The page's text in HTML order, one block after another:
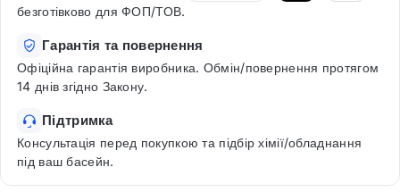
безготівково для ФОП/ТОВ.
Гарантія та повернення
Офіційна гарантія виробника. Обмін/повернення протягом
14 днів згідно Закону.
Підтримка
Консультація перед покупкою та підбір хімії/обладнання
під ваш басейн.